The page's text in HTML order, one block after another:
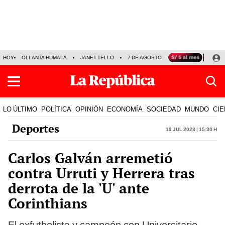
HOY OLLANTA HUMALA JANET TELLO 7 DE AGOSTO TINKA RESULTADOS
LO ÚLTIMO POLÍTICA OPINIÓN ECONOMÍA SOCIEDAD MUNDO
Deportes 19 Jul 2023 | 15:30 h
Carlos Galván arremetió
contra Urruti y Herrera tras
derrota de la 'U' ante
Corinthians